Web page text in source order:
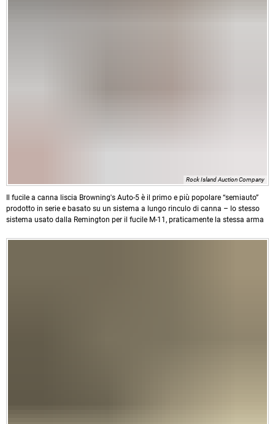
Rock Island Auction Company
Il fucile a canna liscia Browning's Auto-5 è il primo e più popolare “semiauto”
prodotto in serie e basato su un sistema a lungo rinculo di canna – lo stesso
sistema usato dalla Remington per il fucile M-11, praticamente la stessa arma